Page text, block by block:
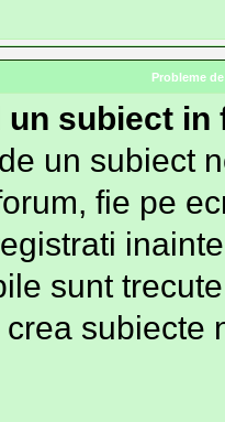
Probleme
un subiect in
un subiect
fie pe
sunt
subiecte